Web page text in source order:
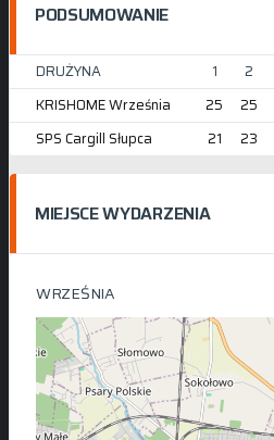
PODSUMOWANIE
DRUŻYNA 1 2
KRISHOME Września
25 25
SPS Cargill Słupca
21 23
MIEJSCE WYDARZENIA
WRZEŚNIA